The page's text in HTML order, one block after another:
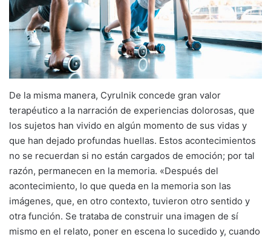
De la misma manera, Cyrulnik concede gran valor
terapéutico a la narración de experiencias dolorosas, que
los sujetos han vivido en algún momento de sus vidas y
que han dejado profundas huellas. Estos acontecimientos
no se recuerdan si no están cargados de emoción; por tal
razón, permanecen en la memoria. «Después del
acontecimiento, lo que queda en la memoria son las
imágenes, que, en otro contexto, tuvieron otro sentido y
otra función. Se trataba de construir una imagen de sí
mismo en el relato, poner en escena lo sucedido y, cuando